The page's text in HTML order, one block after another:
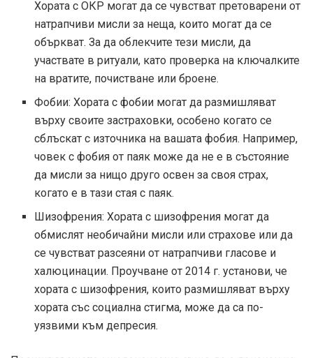
Хората с ОКР могат да се чувстват претоварени от
натрапчиви мисли за неща, които могат да се
объркват. За да облекчите тези мисли, да
участвате в ритуали, като проверка на ключалките
на вратите, почистване или броене.
Фобии: Хората с фобии могат да размишляват
върху своите застраховки, особено когато се
сблъскат с източника на вашата фобия. Например,
човек с фобия от паяк може да не е в състояние
да мисли за нищо друго освен за своя страх,
когато е в тази стая с паяк.
Шизофрения: Хората с шизофрения могат да
обмислят необичайни мисли или страхове или да
се чувстват разсеяни от натрапчиви гласове и
халюцинации. Проучване от 2014 г. установи, че
хората с шизофрения, които размишляват върху
хората със социална стигма, може да са по-
уязвими към депресия.